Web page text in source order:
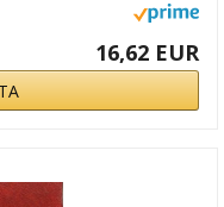
16,62 EUR